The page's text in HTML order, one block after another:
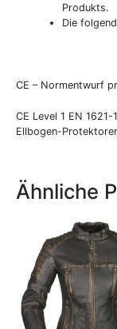
Produkts.
Die
CE – Normentwurf
CE Level 1 EN
Ellbogen-
Ähnliche